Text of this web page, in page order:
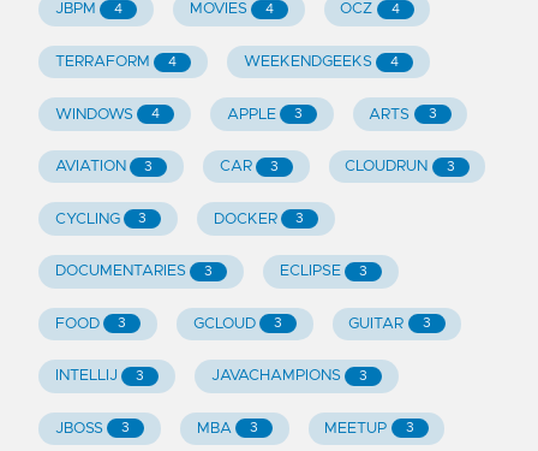
JBPM 4 MOVIES 4 OCZ 4
TERRAFORM 4 WEEKENDGEEKS 4
WINDOWS 4 APPLE 3 ARTS 3
AVIATION 3 CAR 3 CLOUDRUN 3
CYCLING 3 DOCKER 3
DOCUMENTARIES 3 ECLIPSE 3
FOOD 3 GCLOUD 3 GUITAR 3
INTELLIJ 3 JAVACHAMPIONS 3
JBOSS 3 MBA 3 MEETUP 3